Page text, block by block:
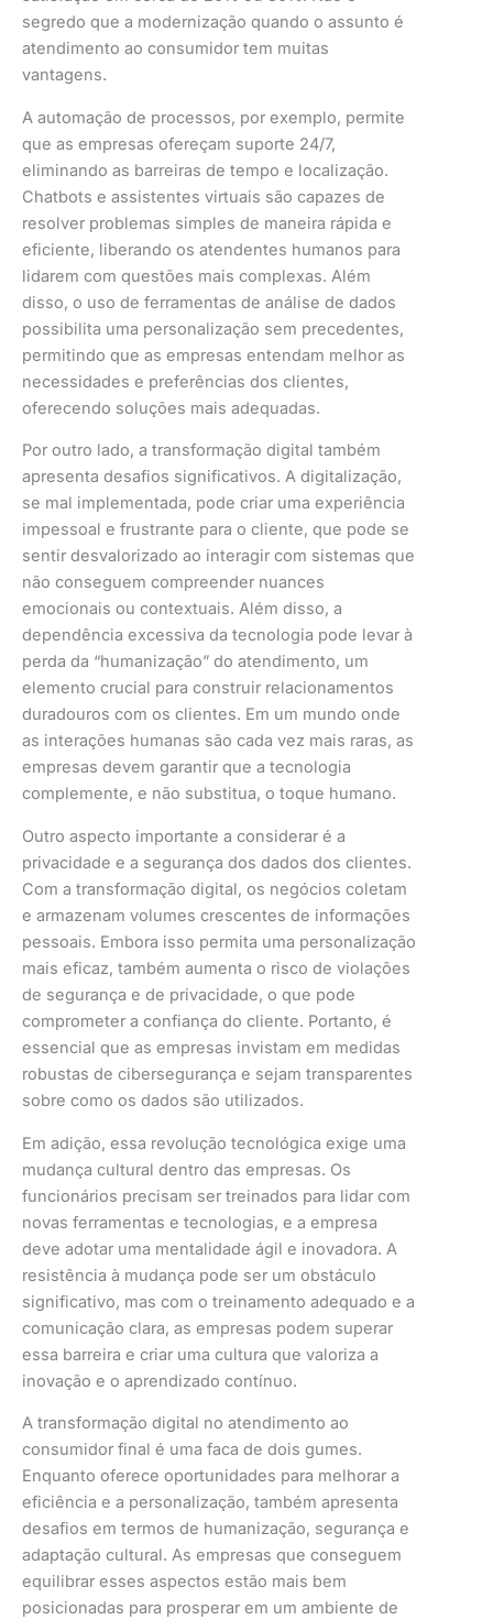
segredo que a modernização quando o assunto é
atendimento ao consumidor tem muitas
vantagens.
A automação de processos, por exemplo, permite
que as empresas ofereçam suporte 24/7,
eliminando as barreiras de tempo e localização.
Chatbots e assistentes virtuais são capazes de
resolver problemas simples de maneira rápida e
eficiente, liberando os atendentes humanos para
lidarem com questões mais complexas. Além
disso, o uso de ferramentas de análise de dados
possibilita uma personalização sem precedentes,
permitindo que as empresas entendam melhor as
necessidades e preferências dos clientes,
oferecendo soluções mais adequadas.
Por outro lado, a transformação digital também
apresenta desafios significativos. A digitalização,
se mal implementada, pode criar uma experiência
impessoal e frustrante para o cliente, que pode se
sentir desvalorizado ao interagir com sistemas que
não conseguem compreender nuances
emocionais ou contextuais. Além disso, a
dependência excessiva da tecnologia pode levar à
perda da “humanização” do atendimento, um
elemento crucial para construir relacionamentos
duradouros com os clientes. Em um mundo onde
as interações humanas são cada vez mais raras, as
empresas devem garantir que a tecnologia
complemente, e não substitua, o toque humano.
Outro aspecto importante a considerar é a
privacidade e a segurança dos dados dos clientes.
Com a transformação digital, os negócios coletam
e armazenam volumes crescentes de informações
pessoais. Embora isso permita uma personalização
mais eficaz, também aumenta o risco de violações
de segurança e de privacidade, o que pode
comprometer a confiança do cliente. Portanto, é
essencial que as empresas invistam em medidas
robustas de cibersegurança e sejam transparentes
sobre como os dados são utilizados.
Em adição, essa revolução tecnológica exige uma
mudança cultural dentro das empresas. Os
funcionários precisam ser treinados para lidar com
novas ferramentas e tecnologias, e a empresa
deve adotar uma mentalidade ágil e inovadora. A
resistência à mudança pode ser um obstáculo
significativo, mas com o treinamento adequado e a
comunicação clara, as empresas podem superar
essa barreira e criar uma cultura que valoriza a
inovação e o aprendizado contínuo.
A transformação digital no atendimento ao
consumidor final é uma faca de dois gumes.
Enquanto oferece oportunidades para melhorar a
eficiência e a personalização, também apresenta
desafios em termos de humanização, segurança e
adaptação cultural. As empresas que conseguem
equilibrar esses aspectos estão mais bem
posicionadas para prosperar em um ambiente de